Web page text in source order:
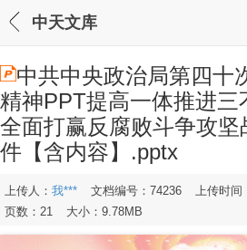
中天文库
中共中央政治局第四十
精神PPT提高一体推进三
全面打赢反腐败斗争攻
件【含内容】.pptx
上传人： 我*** 文档编号：74236 上传时间
页数：21
大小：9.78MB